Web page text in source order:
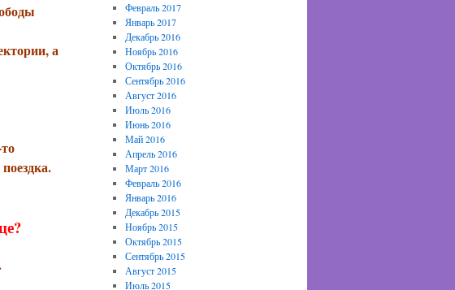
а
Февраль 2017
Январь 2017
Декабрь 2016
Ноябрь 2016
Октябрь 2016
Сентябрь 2016
Август 2016
Июль 2016
Июнь 2016
Май 2016
Апрель 2016
Март 2016
Февраль 2016
Январь 2016
Декабрь 2015
Ноябрь 2015
Октябрь 2015
Сентябрь 2015
Август 2015
Июль 2015